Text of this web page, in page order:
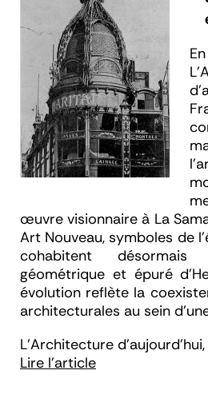
œuvre visionnaire à La
Art Nouveau, symboles de
cohabitent
géométrique et épuré
évolution reflète la
architecturales au sein
L'Architecture
Lire l'article